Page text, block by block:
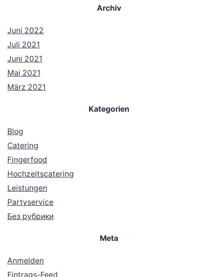
Archiv
Juni 2022
Juli 2021
Juni 2021
Mai 2021
März 2021
Kategorien
Blog
Catering
Fingerfood
Hochzeitscatering
Leistungen
Partyservice
Без рубрики
Meta
Anmelden
Eintrags-Feed